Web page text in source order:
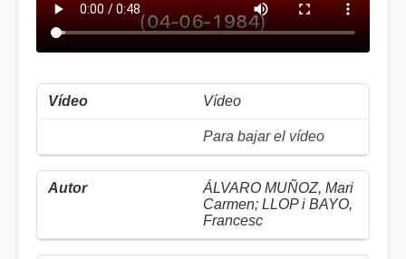
Vídeo
Para bajar el vídeo
ÁLVARO MUÑOZ, Mari
Carmen; LLOP i BAYO,
Francesc